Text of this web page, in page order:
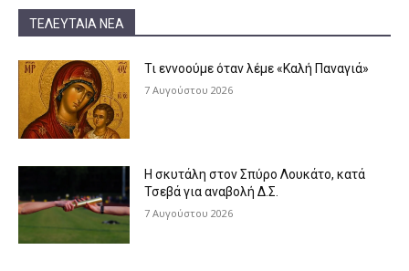
ΤΕΛΕΥΤΑΊΑ ΝΈΑ
Τι εννοούμε όταν λέμε «Καλή Παναγιά»
7 Αυγούστου 2026
Η σκυτάλη στον Σπύρο Λουκάτο, κατά
Τσεβά για αναβολή Δ.Σ.
7 Αυγούστου 2026